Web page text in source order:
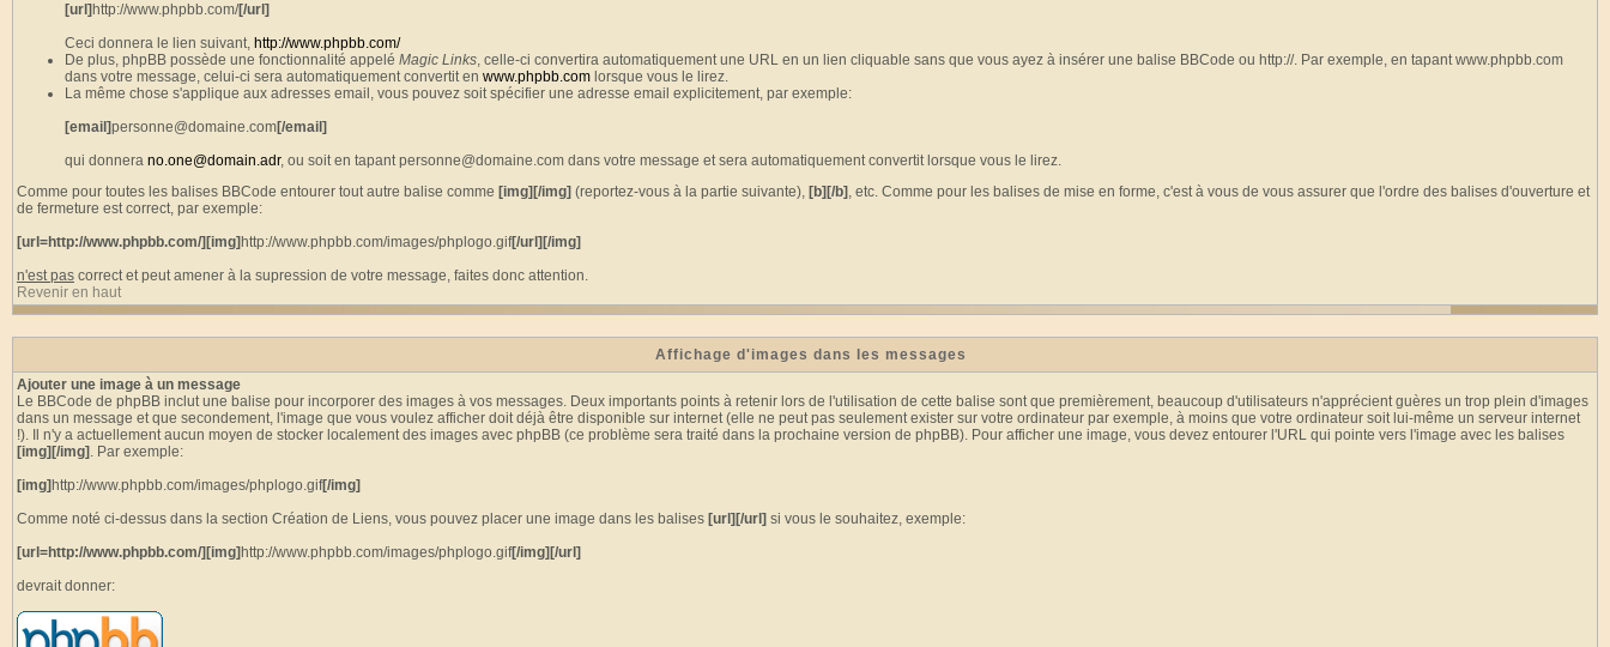
[url] http://www.phpbb.com/[/url]
Ceci donnera le lien suivant, http://www.phpbb.com/
De plus, phpBB possède une fonctionnalité appelé Magic Links, celle-ci convertira automatiquement une URL en un lien cliquable sans que vous ayez à insérer une balise BBCode ou http://. Par exemple, en tapant www.phpbb.com
dans votre message, celui-ci sera automatiquement convertit en www.phpbb.com lorsque vous le lirez.
La même chose s'applique aux adresses email, vous pouvez soit spécifier une adresse email explicitement, par exemple:
[email]personne@domaine.com[/email]
qui donnera no.one@domain.adr, ou soit en tapant personne@domaine.com dans votre message et sera automatiquement convertit lorsque vous le lirez.
Comme pour toutes les balises BBCode entourer tout autre balise comme [img][/img] (reportez-vous à la partie suivante), [b][/b] , etc. Comme pour les balises de mise en forme, c'est à vous de vous assurer que l'ordre des balises d'ouverture et
de fermeture est correct, par exemple:
[url=http://www.phpbb.com/][img] http://www.phpbb.com/images/phplogo.gif[/url][/img]
n'est pas correct et peut amener à la supression de votre message, faites donc attention.
Revenir en haut
Affichage d'images dans les messages
Ajouter une image à un message
Le BBCode de phpBB inclut une balise pour incorporer des images à vos messages. Deux importants points à retenir lors de l'utilisation de cette balise sont que premièrement, beaucoup d'utilisateurs n'apprécient guères un trop plein d'images
dans un message et que secondement, l'image que vous voulez afficher doit déjà être disponible sur internet (elle ne peut pas seulement exister sur votre ordinateur par exemple, à moins que votre ordinateur soit lui-même un serveur internet
!). Il n'y a actuellement aucun moyen de stocker localement des images avec phpBB (ce problème sera traité dans la prochaine version de phpBB). Pour afficher une image, vous devez entourer l'URL qui pointe vers l'image avec les balises
[img][/img] . Par exemple:
[img] http://www.phpbb.com/images/phplogo.gif[/img]
Comme noté ci-dessus dans la section Création de Liens, vous pouvez placer une image dans les balises [url][/url] si vous le souhaitez, exemple:
[url=http://www.phpbb.com/][img] http://www.phpbb.com/images/phplogo.gif[/img][/url]
devrait donner: